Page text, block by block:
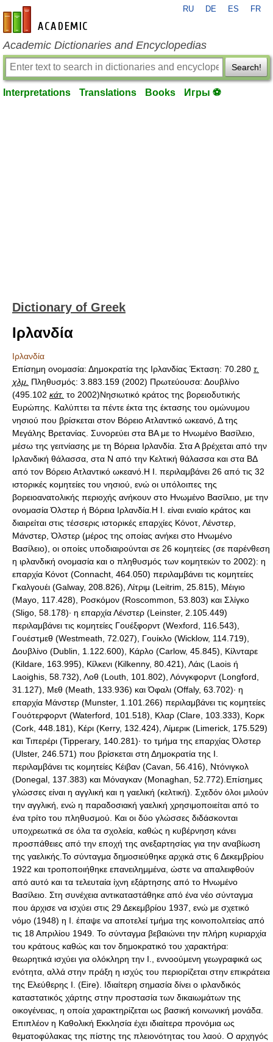
en-academic.com
RU DE ES FR
Academic Dictionaries and Encyclopedias
Search!
Interpretations Translations Books Игры ⚽
Dictionary of Greek
Ιρλανδία
Ιρλανδία
Επίσημη ονομασία: Δημοκρατία της Ιρλανδίας Έκταση: 70.280 τ.
χλμ. Πληθυσμός: 3.883.159 (2002) Πρωτεύουσα: Δουβλίνο
(495.102 κάτ. το 2002)Νησιωτικό κράτος της βορειοδυτικής
Ευρώπης. Καλύπτει τα πέντε έκτα της έκτασης του ομώνυμου
νησιού που βρίσκεται στον Βόρειο Ατλαντικό ωκεανό, Δ της
Μεγάλης Βρετανίας. Συνορεύει στα ΒΑ με το Ηνωμένο Βασίλειο,
μέσω της γειτνίασης με τη Βόρεια Ιρλανδία. Στα Α βρέχεται από την
Ιρλανδική θάλασσα, στα Ν από την Κελτική θάλασσα και στα ΒΔ
από τον Βόρειο Ατλαντικό ωκεανό.Η Ι. περιλαμβάνει 26 από τις 32
ιστορικές κομητείες του νησιού, ενώ οι υπόλοιπες της
βορειοανατολικής περιοχής ανήκουν στο Ηνωμένο Βασίλειο, με την
ονομασία Όλστερ ή Βόρεια Ιρλανδία.Η Ι. είναι ενιαίο κράτος και
διαιρείται στις τέσσερις ιστορικές επαρχίες Kόνοτ, Λένστερ,
Mάνστερ, Όλστερ (μέρος της οποίας ανήκει στο Ηνωμένο
Βασίλειο), οι οποίες υποδιαιρούνται σε 26 κομητείες (σε παρένθεση
η ιρλανδική ονομασία και ο πληθυσμός των κομητειών το 2002): η
επαρχία Κόνοτ (Connacht, 464.050) περιλαμβάνει τις κομητείες
Γκαλγουέι (Galway, 208.826), Λίτριμ (Leitrim, 25.815), Μέιγιο
(Mayo, 117.428), Ροσκόμον (Roscommon, 53.803) και Σλίγκο
(Sligo, 58.178)· η επαρχία Λένστερ (Leinster, 2.105.449)
περιλαμβάνει τις κομητείες Γουέξφορντ (Wexford, 116.543),
Γουέστμεθ (Westmeath, 72.027), Γουίκλο (Wicklow, 114.719),
Δουβλίνο (Dublin, 1.122.600), Κάρλο (Carlow, 45.845), Κίλνταρε
(Kildare, 163.995), Κίλκενι (Kilkenny, 80.421), Λάις (Laois ή
Laoighis, 58.732), Λοθ (Louth, 101.802), Λόνγκφορντ (Longford,
31.127), Μεθ (Meath, 133.936) και Όφαλι (Offaly, 63.702)· η
επαρχία Μάνστερ (Munster, 1.101.266) περιλαμβάνει τις κομητείες
Γουότερφορντ (Waterford, 101.518), Κλαρ (Clare, 103.333), Κορκ
(Cork, 448.181), Κέρι (Kerry, 132.424), Λίμερικ (Limerick, 175.529)
και Τιπερέρι (Tipperary, 140.281)· το τμήμα της επαρχίας Όλστερ
(Ulster, 246.571) που βρίσκεται στη Δημοκρατία της Ι.
περιλαμβάνει τις κομητείες Κέιβαν (Cavan, 56.416), Ντόνιγκολ
(Donegal, 137.383) και Μόναγκαν (Monaghan, 52.772).Επίσημες
γλώσσες είναι η αγγλική και η γαελική (κελτική). Σχεδόν όλοι μιλούν
την αγγλική, ενώ η παραδοσιακή γαελική χρησιμοποιείται από το
ένα τρίτο του πληθυσμού. Και οι δύο γλώσσες διδάσκονται
υποχρεωτικά σε όλα τα σχολεία, καθώς η κυβέρνηση κάνει
προσπάθειες από την εποχή της ανεξαρτησίας για την αναβίωση
της γαελικής.Το σύνταγμα δημοσιεύθηκε αρχικά στις 6 Δεκεμβρίου
1922 και τροποποιήθηκε επανειλημμένα, ώστε να απαλειφθούν
από αυτό και τα τελευταία ίχνη εξάρτησης από το Ηνωμένο
Βασίλειο. Στη συνέχεια αντικαταστάθηκε από ένα νέο σύνταγμα
που άρχισε να ισχύει στις 29 Δεκεμβρίου 1937, ενώ με σχετικό
νόμο (1948) η Ι. έπαψε να αποτελεί τμήμα της κοινοπολιτείας από
τις 18 Απριλίου 1949. Το σύνταγμα βεβαιώνει την πλήρη κυριαρχία
του κράτους καθώς και τον δημοκρατικό του χαρακτήρα:
θεωρητικά ισχύει για ολόκληρη την Ι., εννοούμενη γεωγραφικά ως
ενότητα, αλλά στην πράξη η ισχύς του περιορίζεται στην επικράτεια
της Ελεύθερης Ι. (Eire). Ιδιαίτερη σημασία δίνει ο ιρλανδικός
καταστατικός χάρτης στην προστασία των δικαιωμάτων της
οικογένειας, η οποία χαρακτηρίζεται ως βασική κοινωνική μονάδα.
Επιπλέον η Καθολική Εκκλησία έχει ιδιαίτερα προνόμια ως
θεματοφύλακας της πίστης της πλειονότητας του λαού. Ο αρχηγός